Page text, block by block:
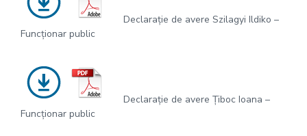
Declarație de avere Szilagyi Ildiko –
Funcționar public
Declarație de avere Țiboc Ioana –
Funcționar public